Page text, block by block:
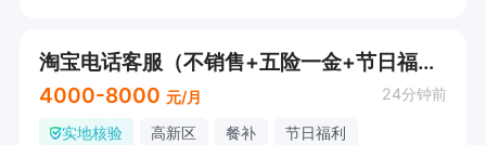
淘宝电话客服（不销售+五险一金+节日福利）
4000-8000 元/月 24分钟前
实地核验 高新区 餐补
节日福利